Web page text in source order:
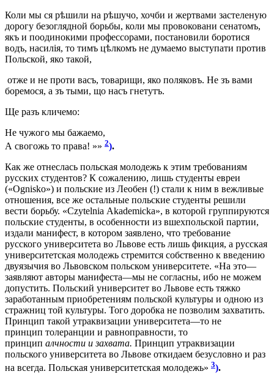
Коли мы ся рѣшили на рѣшучо, хочби и жертвами застеленую
дорогу безоглядной борьбы, коли мы провоковани сенатомъ,
якъ и поодинокими профессорами, постановили боротися
водъ, насилія, то тимъ цѣлкомъ не думаемо выступати против
Польской, яко такой,
отже и не проти васъ, товарищи, яко поляковъ. Не зъ вами
боремося, а зъ тыми, що насъ гнетутъ.
Ще разъ кличемо:
Не чужого мы бажаемо,
А свогожь то права! »» 2).
Как же отнеслась польская молодежь к этим требованиям
русских студентов? К сожалению, лишь студенты евреи
(«Ognisko») и польские из Леобен (!) стали к ним в вежливые
отношения, все же остальные польские студенты решили
вести борьбу. «Czytelnia Akademicka», в которой группируются
польские студенты, в особенности из вшехпольской партии,
издали манифест, в котором заявлено, что требование
русского университета во Львове есть лишь фикция, а русская
университетская молодежь стремится собственно к введению
двуязычия во Львовском польском университете. «На это—
заявляют авторы манифеста—мы не согласны, ибо не можем
допустить. Польский университет во Львове есть тяжко
заработанным приобретениям польской культуры и одною из
стражниц той культуры. Того доробка не позволим захватить.
Принцип такой утраквизации университета—то не
принцип толеранции и равноправности, то
принцип алчности и захвата. Принцип утраквизации
польского университета во Львове откидаем безусловно и раз
на всегда. Польская университетская молодежь» 3).